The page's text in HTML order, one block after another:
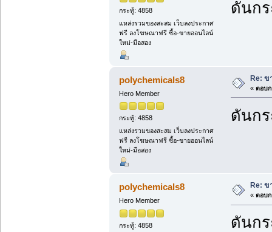
กระทู้: 4858
แหล่งรวมของสะสม เว็บลงประกาศ
ฟรี ลงโฆษณาฟรี ซื้อ-ขายออนไลน์
ใหม่-มือสอง
ดันก
polychemicals8
Hero Member
กระทู้: 4858
แหล่งรวมของสะสม เว็บลงประกาศ
ฟรี ลงโฆษณาฟรี ซื้อ-ขายออนไลน์
ใหม่-มือสอง
Re: ข
« ตอบก
ดันก
polychemicals8
Hero Member
กระทู้: 4858
Re:
« ตอบก
ดันก